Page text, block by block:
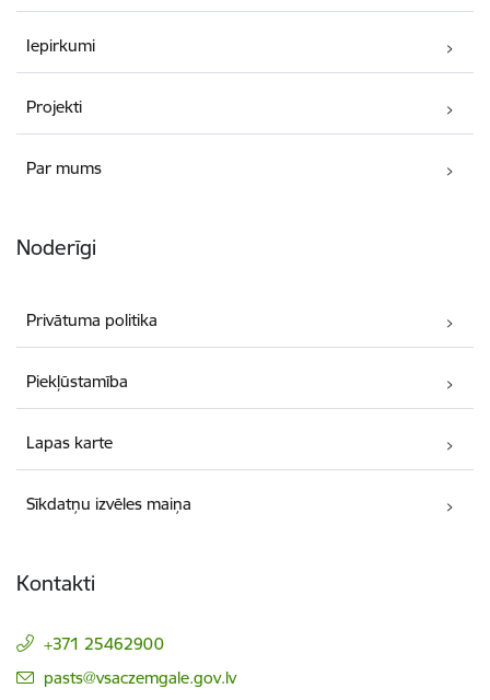
Iepirkumi
Projekti
Par mums
Noderīgi
Privātuma politika
Piekļūstamība
Lapas karte
Sīkdatņu izvēles maiņa
Kontakti
+371 25462900
E-pasts:
pasts@vsaczemgale.gov.lv